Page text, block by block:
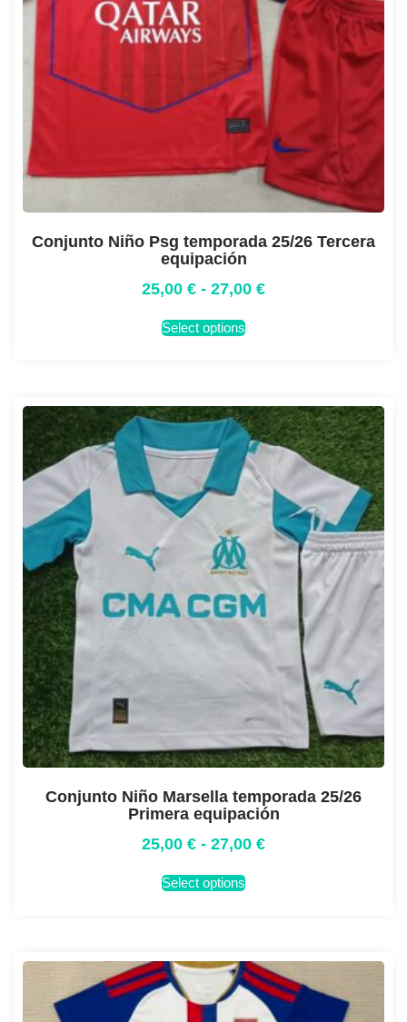
Conjunto Niño Psg temporada 25/26 Tercera
equipación
25,00 € - 27,00 €
Select options
Conjunto Niño Marsella temporada 25/26
Primera equipación
25,00 € - 27,00 €
Select options